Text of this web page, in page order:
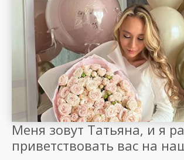
Меня зовут Татьяна, и я
приветствовать вас на